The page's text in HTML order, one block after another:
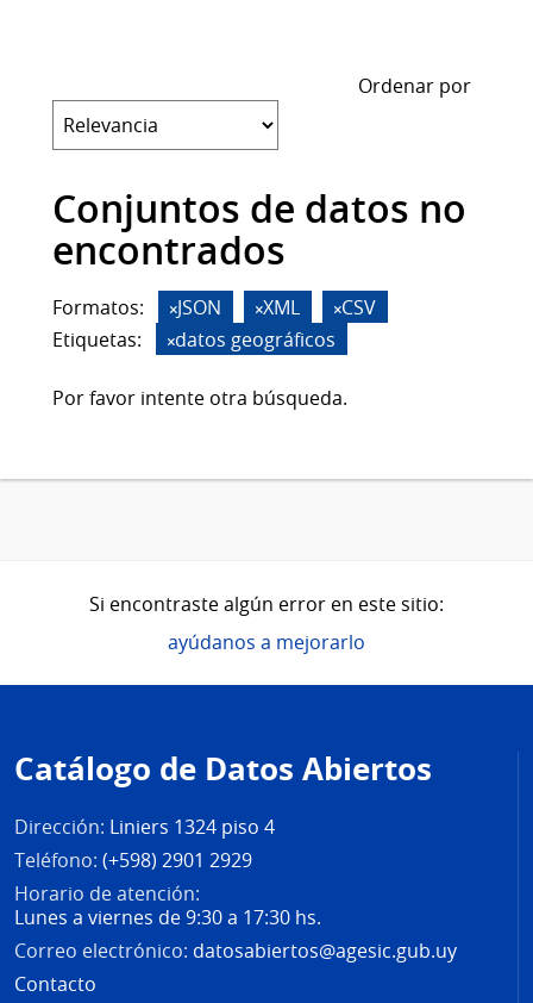
Ordenar por
Conjuntos de datos no
encontrados
Formatos: JSON XML
CSV
Etiquetas:
datos geográficos
Por favor intente otra búsqueda.
Si encontraste algún error en este sitio:
ayúdanos a mejorarlo
de
página
Catálogo de Datos Abiertos
Dirección: Liniers 1324 piso 4
Teléfono: (+598) 2901 2929
Horario de atención:
Lunes a viernes de 9:30 a 17:30 hs.
Correo electrónico: datosabiertos@agesic.gub.uy
Contacto